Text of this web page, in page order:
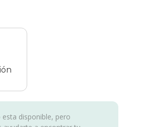
disponible, pero